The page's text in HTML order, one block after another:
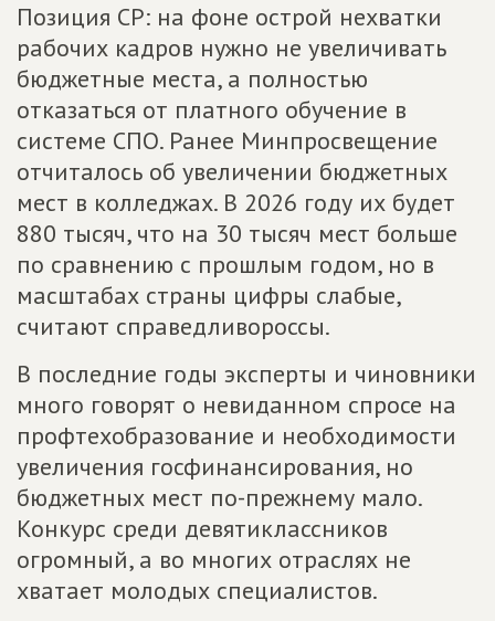
Позиция СР: на фоне острой нехватки
рабочих кадров нужно не увеличивать
бюджетные места, а полностью
отказаться от платного обучение в
системе СПО. Ранее Минпросвещение
отчиталось об увеличении бюджетных
мест в колледжах. В 2026 году их будет
880 тысяч, что на 30 тысяч мест больше
по сравнению с прошлым годом, но в
масштабах страны цифры слабые,
считают справедливороссы.
В последние годы эксперты и чиновники
много говорят о невиданном спросе на
профтехобразование и необходимости
увеличения госфинансирования, но
бюджетных мест по-прежнему мало.
Конкурс среди девятиклассников
огромный, а во многих отраслях не
хватает молодых специалистов.